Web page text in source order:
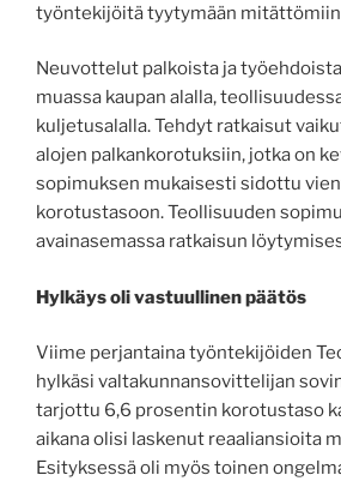
työntekijöitä tyytymään
Neuvottelut palkoista ja
muassa kaupan alalla,
kuljetusalalla. Tehdyt ratkaisut
alojen palkankorotuksiin, jotka on
sopimuksen mukaisesti sidottu
korotustasoon. Teollisuuden
avainasemassa ratkaisun
Hylkäys oli vastuullinen päätös
Viime perjantaina työntekijöiden
hylkäsi valtakunnansovittelijan
tarjottu 6,6 prosentin korotustaso
aikana olisi laskenut reaaliansioita
Esityksessä oli myös toinen